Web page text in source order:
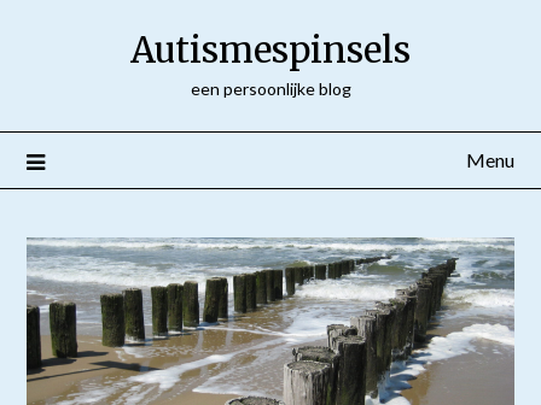
Autismespinsels
een persoonlijke blog
Menu